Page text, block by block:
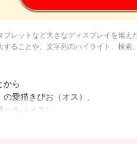
レットなど大きなディスプレイを備え
することや、文字列のハイライト、検索
から
愛猫きびお（オス）、
ル（メス）